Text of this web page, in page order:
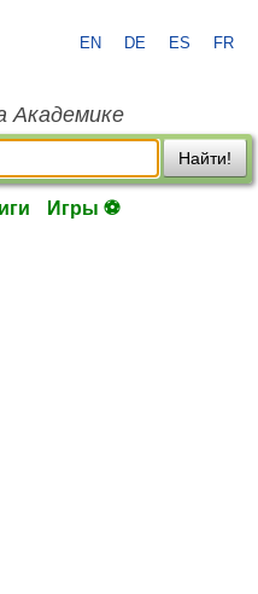
EN DE ES FR
Академике
Найти!
Игры ⚽